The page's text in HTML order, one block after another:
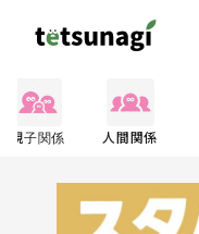
親子関係 人間関係